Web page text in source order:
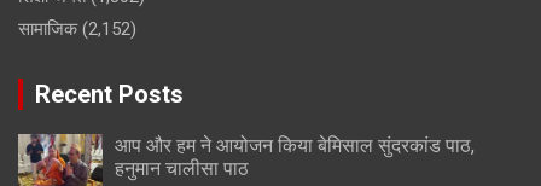
सामाजिक(2,152)
Recent Posts
आप और हम ने आयोजन किया बेमिसाल सुंदरकांड पाठ,
हनुमान चालीसा पाठ